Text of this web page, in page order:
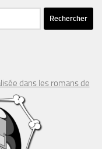
dans les romans de